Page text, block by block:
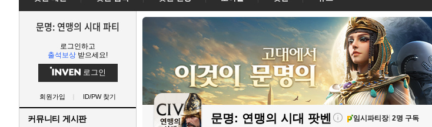
문명: 연맹의 시대 파티
로그인하고
출석보상 받으세요!
로그인
회원가입 ID/PW 찾기
커뮤니티 게시판 문명: 연맹의 시대 팟벤 임시파티장 2명 구독